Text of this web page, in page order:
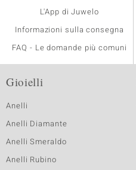
L'App di Juwelo
Informazioni sulla consegna
FAQ - Le domande più comuni
Gioielli
Anelli
Anelli Diamante
Anelli Smeraldo
Anelli Rubino